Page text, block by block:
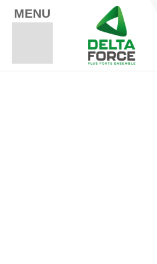
MENU